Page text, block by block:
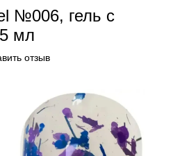
№006, гель с
мл
отзыв